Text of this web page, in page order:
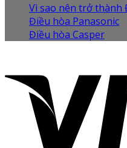
Vì sao nên trở thành
Điều hòa Panasonic
Điều hòa Casper